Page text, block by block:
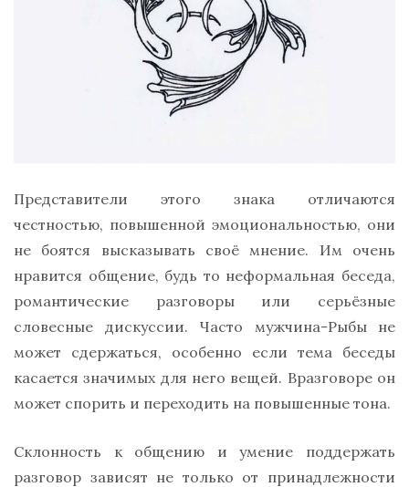
Представители этого знака отличаются
честностью, повышенной эмоциональностью, они
не боятся высказывать своё мнение. Им очень
нравится общение, будь то неформальная беседа,
романтические разговоры или серьёзные
словесные дискуссии. Часто мужчина-Рыбы не
может сдержаться, особенно если тема беседы
касается значимых для него вещей. Вразговоре он
может спорить и переходить на повышенные тона.
Склонность к общению и умение поддержать
разговор зависят не только от принадлежности